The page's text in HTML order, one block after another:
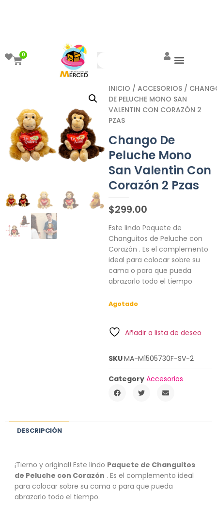
0
INICIO / ACCESORIOS /
DE PELUCHE MONO SAN
VALENTIN CON CORAZÓN 2
PZAS
Chango De
Peluche Mono
San Valentin Con
Corazón 2 Pzas
$299.00
Este lindo Paquete de
Changuitos de Peluche con
Corazón . Es el complemento
ideal para colocar sobre su
cama o para que pueda
abrazarlo todo el tiempo
Agotado
Añadir a lista de deseo
SKUMA-M1505730F-SV-2
Category Accesorios
DESCRIPCIÓN
¡Tierno y original! Este lindo Paquete de Changuitos
de Peluche con Corazón . Es el complemento ideal
para colocar sobre su cama o para que pueda
abrazarlo todo el tiempo.